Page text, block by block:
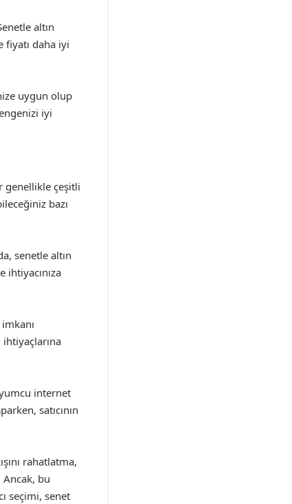
altın
fiyatı daha iyi
uygun olup
iyi
genellikle çeşitli
bazı
senetle altın
ihtiyacınıza
internet
satıcının
rahatlatma,
Ancak, bu
seçimi, senet